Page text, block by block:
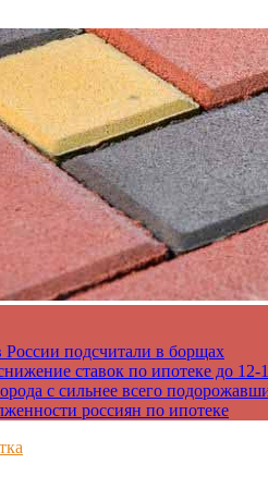
подсчитали в борщах
ставок по ипотеке до 12-
с сильнее всего
россиян по ипотеке